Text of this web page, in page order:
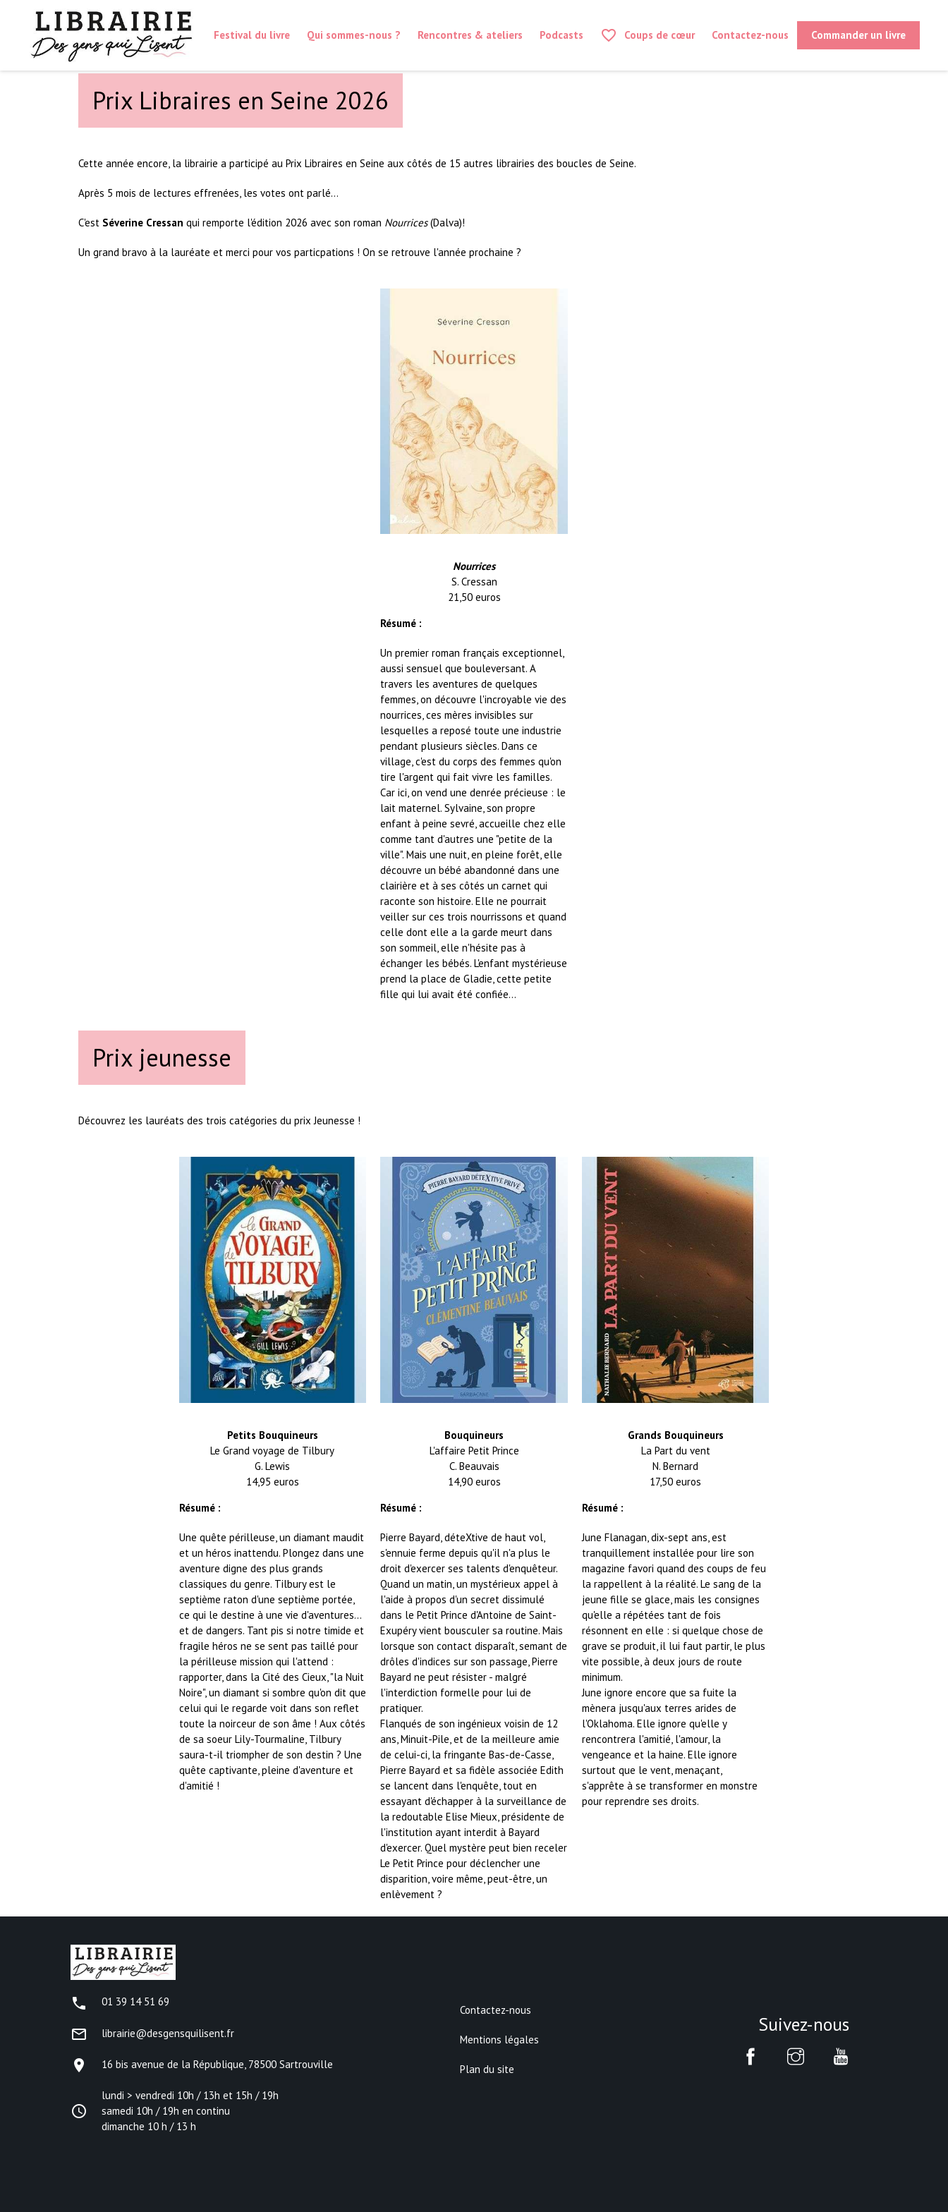
Festival du livre Qui sommes-nous ? Rencontres & ateliers Podcasts favorite_border Coups de cœur Contactez-nous Commander un livre
Prix Libraires en Seine 2026
Cette année encore, la librairie a participé au Prix Libraires en Seine aux côtés de 15 autres librairies des boucles de Seine.
Après 5 mois de lectures effrenées, les votes ont parlé...
C'est Séverine Cressan qui remporte l'édition 2026 avec son roman Nourrices(Dalva)!
Un grand bravo à la lauréate et merci pour vos particpations ! On se retrouve l'année prochaine ?
Nourrices
S. Cressan
21,50 euros
Résumé :
Un premier roman français exceptionnel,
aussi sensuel que bouleversant. A
travers les aventures de quelques
femmes, on découvre l'incroyable vie des
nourrices, ces mères invisibles sur
lesquelles a reposé toute une industrie
pendant plusieurs siècles. Dans ce
village, c'est du corps des femmes qu'on
tire l'argent qui fait vivre les familles.
Car ici, on vend une denrée précieuse : le
lait maternel. Sylvaine, son propre
enfant à peine sevré, accueille chez elle
comme tant d'autres une "petite de la
ville". Mais une nuit, en pleine forêt, elle
découvre un bébé abandonné dans une
clairière et à ses côtés un carnet qui
raconte son histoire. Elle ne pourrait
veiller sur ces trois nourrissons et quand
celle dont elle a la garde meurt dans
son sommeil, elle n'hésite pas à
échanger les bébés. L'enfant mystérieuse
prend la place de Gladie, cette petite
fille qui lui avait été confiée...
Prix jeunesse
Découvrez les lauréats des trois catégories du prix Jeunesse !
Petits Bouquineurs
Le Grand voyage de Tilbury
G. Lewis
14,95 euros
Résumé :
Une quête périlleuse, un diamant maudit
et un héros inattendu. Plongez dans une
aventure digne des plus grands
classiques du genre. Tilbury est le
septième raton d'une septième portée,
ce qui le destine à une vie d'aventures...
et de dangers. Tant pis si notre timide et
fragile héros ne se sent pas taillé pour
la périlleuse mission qui l'attend :
rapporter, dans la Cité des Cieux, "la Nuit
Noire", un diamant si sombre qu'on dit que
celui qui le regarde voit dans son reflet
toute la noirceur de son âme ! Aux côtés
de sa soeur Lily-Tourmaline, Tilbury
saura-t-il triompher de son destin ? Une
quête captivante, pleine d'aventure et
d'amitié !
Bouquineurs
L'affaire Petit Prince
C. Beauvais
14,90 euros
Résumé :
Pierre Bayard, déteXtive de haut vol,
s'ennuie ferme depuis qu'il n'a plus le
droit d'exercer ses talents d'enquêteur.
Quand un matin, un mystérieux appel à
l'aide à propos d'un secret dissimulé
dans le Petit Prince d'Antoine de Saint-
Exupéry vient bousculer sa routine. Mais
lorsque son contact disparaît, semant de
drôles d'indices sur son passage, Pierre
Bayard ne peut résister - malgré
l'interdiction formelle pour lui de
pratiquer.
Flanqués de son ingénieux voisin de 12
ans, Minuit-Pile, et de la meilleure amie
de celui-ci, la fringante Bas-de-Casse,
Pierre Bayard et sa fidèle associée Edith
se lancent dans l'enquête, tout en
essayant d'échapper à la surveillance de
la redoutable Elise Mieux, présidente de
l'institution ayant interdit à Bayard
d'exercer. Quel mystère peut bien receler
Le Petit Prince pour déclencher une
disparition, voire même, peut-être, un
enlèvement ?
Grands Bouquineurs
La Part du vent
N. Bernard
17,50 euros
Résumé :
June Flanagan, dix-sept ans, est
tranquillement installée pour lire son
magazine favori quand des coups de feu
la rappellent à la réalité. Le sang de la
jeune fille se glace, mais les consignes
qu'elle a répétées tant de fois
résonnent en elle : si quelque chose de
grave se produit, il lui faut partir, le plus
vite possible, à deux jours de route
minimum.
June ignore encore que sa fuite la
mènera jusqu'aux terres arides de
l'Oklahoma. Elle ignore qu'elle y
rencontrera l'amitié, l'amour, la
vengeance et la haine. Elle ignore
surtout que le vent, menaçant,
s'apprête à se transformer en monstre
pour reprendre ses droits.
phone 01 39 14 51 69
mail_outline librairie@desgensquilisent.fr
place 16 bis avenue de la République, 78500 Sartrouville
access_time
lundi > vendredi 10h / 13h et 15h / 19h
samedi 10h / 19h en continu
dimanche 10 h / 13 h
Contactez-nous
Mentions légales
Plan du site
Suivez-nous